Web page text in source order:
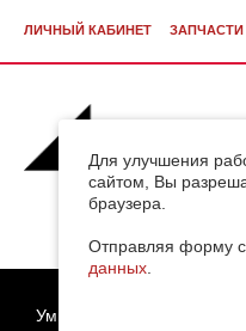
Для улучшения
сайтом, Вы
браузера.
Отправляя форму с
данных
ЛИЧНЫЙ КАБИНЕТ
Умный поиск